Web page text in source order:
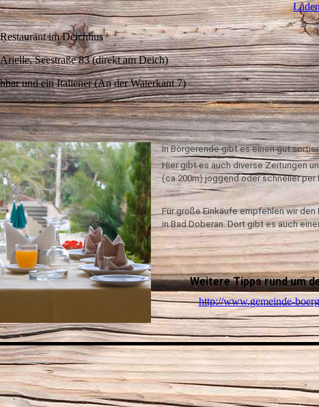
im Deichhus
Seestraße 83 (direkt am Deich)
und ein Italiener (An der Waterkant 7)
In Börgerende gibt es einen gut
Hier gibt es auch diverse Zeitungen
(ca.200m) joggend oder schneller per
Für große Einkäufe empfehlen wir
in Bad Doberan. Dort gibt es auch
Weitere Tipps rund um
http://www.gemeinde-